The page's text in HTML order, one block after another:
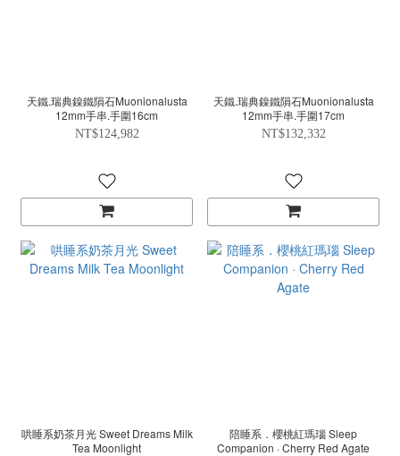
天鐵.瑞典鎳鐵隕石Muonionalusta
12mm手串.手圍16cm
NT$124,982
天鐵.瑞典鎳鐵隕石Muonionalusta
12mm手串.手圍17cm
NT$132,332
哄睡系奶茶月光 Sweet Dreams Milk
Tea Moonlight
陪睡系．櫻桃紅瑪瑙 Sleep
Companion · Cherry Red Agate